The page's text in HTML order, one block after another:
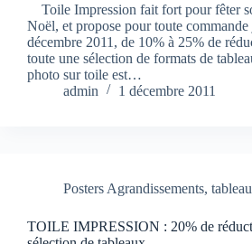
Toile Impression fait fort pour fêter
Noël, et propose pour toute commande
décembre 2011, de 10% à 25% de
toute une sélection de formats de
photo sur toile est…
admin
1 décembre 2011
Posters Agrandissements,
TOILE IMPRESSION : 20% de